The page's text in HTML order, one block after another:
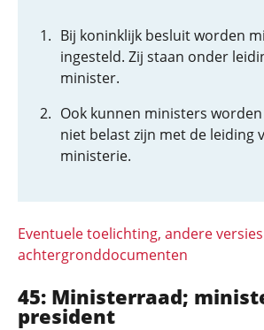
Bij koninklijk besluit worden
ingesteld. Zij staan onder
minister.
Ook kunnen ministers
niet belast zijn met de leiding
ministerie.
Eventuele toelichting, andere
achtergronddocumenten
45: Ministerraad;
president